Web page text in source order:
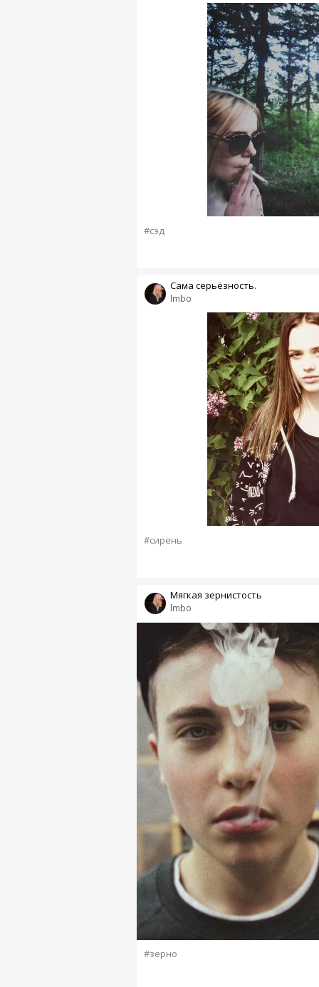
#сэд
lmbo
Сама серьёзность.
#сирень
lmbo
Мягкая зернистость
#зерно